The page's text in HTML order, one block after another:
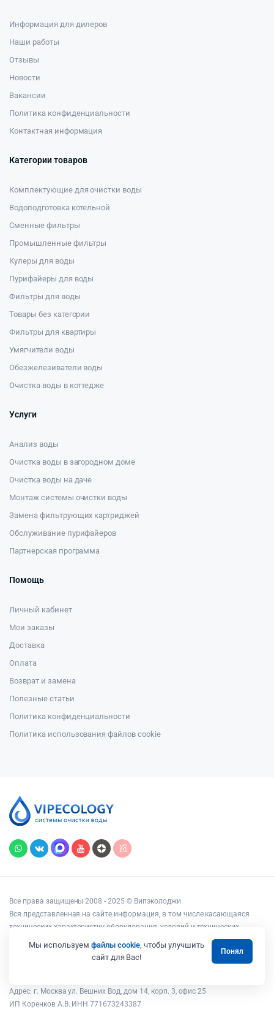
Информация для дилеров
Наши работы
Отзывы
Новости
Вакансии
Политика конфиденциальности
Контактная информация
Категории товаров
Комплектующие для очистки воды
Водоподготовка котельной
Сменные фильтры
Промышленные фильтры
Кулеры для воды
Пурифайеры для воды
Фильтры для воды
Товары без категории
Фильтры для квартиры
Умягчители воды
Обезжелезиватели воды
Очистка воды в коттедже
Услуги
Анализ воды
Очистка воды в загородном доме
Очистка воды на даче
Монтаж системы очистки воды
Замена фильтрующих картриджей
Обслуживание пурифайеров
Партнерская программа
Помощь
Личный кабинет
Мои заказы
Доставка
Оплата
Возврат и замена
Полезные статьи
Политика конфиденциальности
Политика использования файлов cookie
Все права защищены 2008 - 2025 © Випэколоджи
Вся представленная на сайте информация, в том числе касающаяся
технических характеристик оборудования, условий и технических
возможностей подключения, наличия на складе, стоимости товаров и
услуг, носит информационный характер и ни при каких условиях не
является публичной офертой, определяемой положениями статьи 437
Адрес: г. Москва ул. Вешних Вод, дом 14, корп. 3, офис 25
ИП Коренков А.В. ИНН 771673243387
Мы используем файлы cookie, чтобы улучшить
сайт для Вас!
Понял